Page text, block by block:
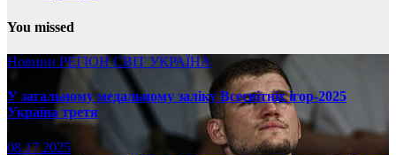
You missed
Новини РЕГІОНСВІТ УКРАЇНА
У загальному медальному заліку Всесвітніх ігор-2025
Україна третя
08.17.2025